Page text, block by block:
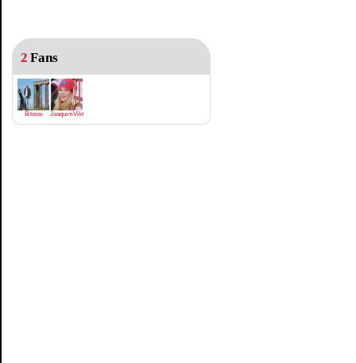
2 Fans
Bitossi JoaquimViktrodriguez